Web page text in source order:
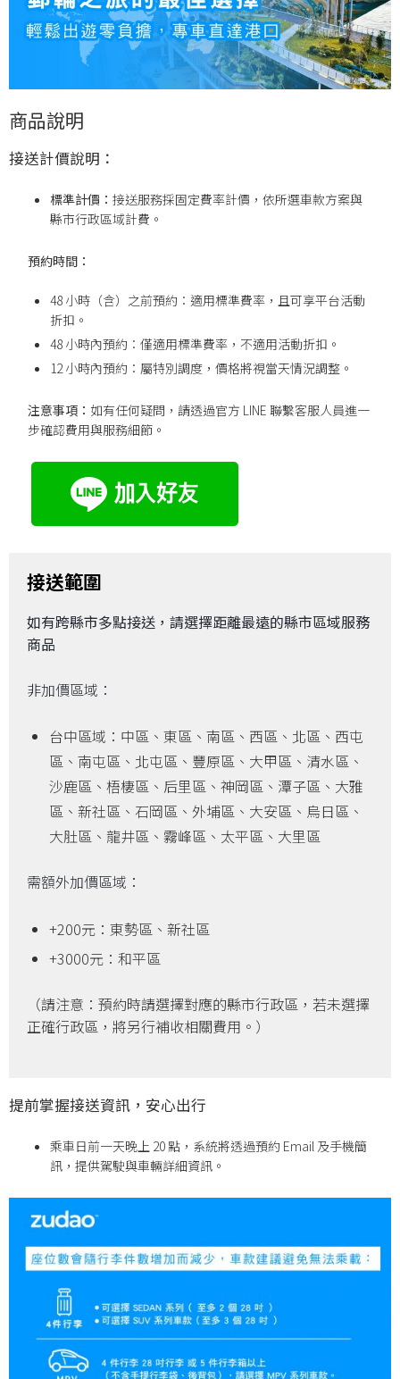
商品說明
接送計價說明：
標準計價：接送服務採固定費率計價，依所選車款方案與
縣市行政區域計費。
預約時間：
48 小時（含）之前預約：適用標準費率，且可享平台活動
折扣。
48 小時內預約：僅適用標準費率，不適用活動折扣。
12 小時內預約：屬特別調度，價格將視當天情況調整。
注意事項： 如有任何疑問，請透過官方 LINE 聯繫客服人員進一
步確認費用與服務細節。
接送範圍
如有跨縣市多點接送，請選擇距離最遠的縣市區域服務
商品
非加價區域：
台中區域：中區、東區、南區、西區、北區、西屯
區、南屯區、北屯區、豐原區、大甲區、清水區、
沙鹿區、梧棲區、后里區、神岡區、潭子區、大雅
區、新社區、石岡區、外埔區、大安區、烏日區、
大肚區、龍井區、霧峰區、太平區、大里區
需額外加價區域：
+200元：東勢區、新社區
+3000元：和平區
（請注意：預約時請選擇對應的縣市行政區，若未選擇
正確行政區，將另行補收相關費用。）
提前掌握接送資訊，安心出行
乘車日前一天晚上 20 點，系統將透過預約 Email 及手機簡
訊，提供駕駛與車輛詳細資訊。